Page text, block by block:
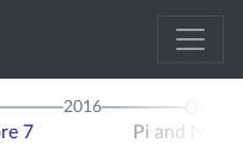
7
2016
Pi and More